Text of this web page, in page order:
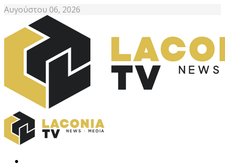
Αυγούστου 06, 2026